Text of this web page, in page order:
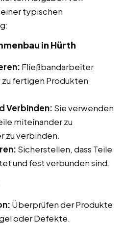
typischen
in Hürth
Fließbandarbeiter
fertigen Produkten
Verbinden: Sie verwenden
miteinander zu
zu verbinden.
Sicherstellen, dass Teile
und fest verbunden sind.
Überprüfen der Produkte
oder Defekte.